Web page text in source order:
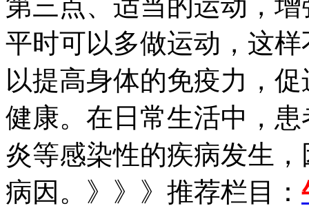
平时可以多做运动，这
以提高身体的免疫力，
健康。在日常生活中，
炎等感染性的疾病发生
病因。》》》推荐栏目：